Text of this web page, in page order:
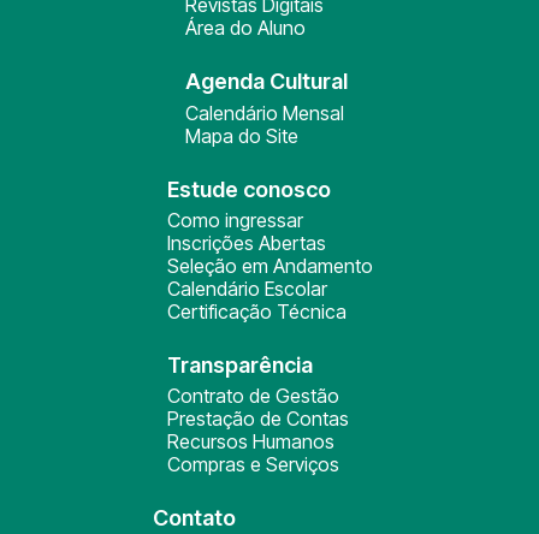
Revistas Digitais
Área do Aluno
Agenda Cultural
Calendário Mensal
Mapa do Site
Estude conosco
Como ingressar
Inscrições Abertas
Seleção em Andamento
Calendário Escolar
Certificação Técnica
Transparência
Contrato de Gestão
Prestação de Contas
Recursos Humanos
Compras e Serviços
Contato